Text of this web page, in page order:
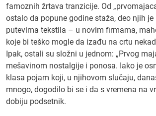
famoznih žrtava tranzicije. Od
ostalo da popune godine staža, deo njih
putevima tekstila – u novim firmama,
koje bi teško mogle da izađu na crtu
Ipak, ostali su složni u jednom: „Prvog
mešavinom nostalgije i ponosa. Iako je
klasa pojam koji, u njihovom slučaju,
mnogo, dogodilo bi se i da s vremena na
dobiju podsetnik.